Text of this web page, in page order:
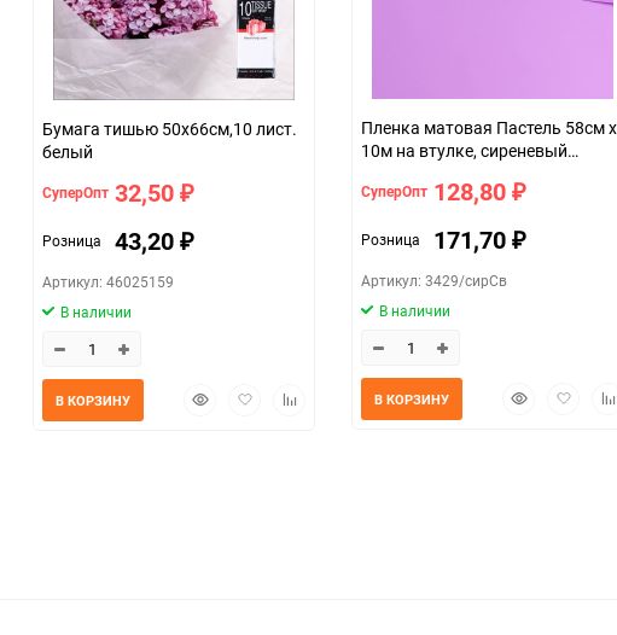
Бумага тишью 50х66см,10 лист.
белый
СуперОпт 32,50 ₽
Розница 43,20 ₽
Артикул: 46025159
В наличии
БыстрыйДобавитьДобавить
В КОРЗИНУ
Пленка матовая Пастель 58см х
10м на втулке, сиреневый
СуперОпт 128,80 ₽
Розница 171,70 ₽
Артикул: 3429/сирСв
В наличии
БыстрыйДобавить
В КОРЗИНУ